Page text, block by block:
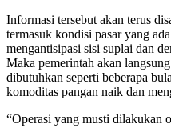
Informasi tersebut akan terus
termasuk kondisi pasar yang
mengantisipasi sisi suplai dan
Maka pemerintah akan
dibutuhkan seperti beberapa
komoditas pangan naik dan
“Operasi yang musti dilakukan